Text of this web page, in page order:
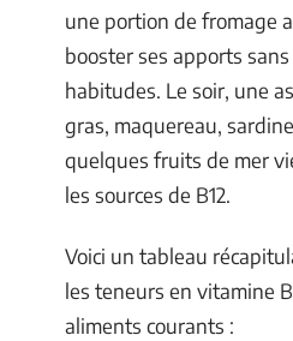
une portion de fromage
booster ses apports
habitudes. Le soir, une
gras, maquereau,
quelques fruits de mer
les sources de B12.
Voici un tableau
les teneurs en vitamine
aliments courants :